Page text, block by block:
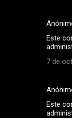
Este
7 de
Este